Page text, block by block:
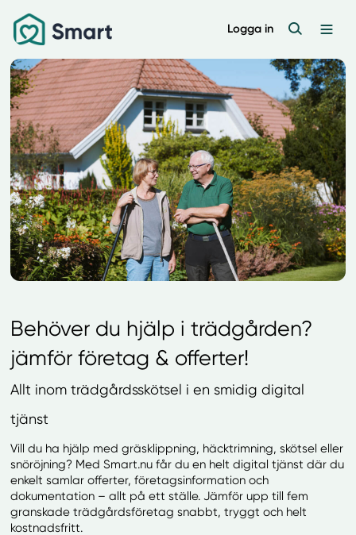
Logga in
Behöver du hjälp i trädgården?
jämför företag & offerter!
Allt inom trädgårdsskötsel i en smidig digital
tjänst
Vill du ha hjälp med gräsklippning, häcktrimning, skötsel eller
snöröjning? Med Smart.nu får du en helt digital tjänst där du
enkelt samlar offerter, företagsinformation och
dokumentation – allt på ett ställe. Jämför upp till fem
granskade trädgårdsföretag snabbt, tryggt och helt
kostnadsfritt.